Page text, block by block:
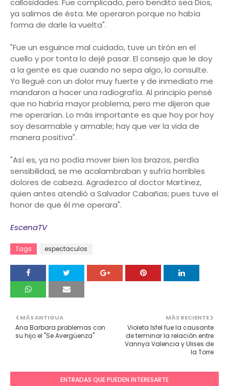
callosidades. Fue complicado, pero bendito sea Dios,
ya salimos de ésta. Me operaron porque no había
forma de darle la vuelta".
"Fue un esguince mal cuidado, tuve un tirón en el
cuello y por tonta lo dejé pasar. El consejo que le doy
a la gente es que cuando no sepa algo, lo consulte.
Yo llegué con un dolor muy fuerte y de inmediato me
mandaron a hacer una radiografía. Al principio pensé
que no habría mayor problema, pero me dijeron que
me operarían. Lo más importante es que hoy por hoy
soy desarmable y armable; hay que ver la vida de
manera positiva".
"Así es, ya no podía mover bien los brazos, perdía
sensibilidad, se me acalambraban y sufría horribles
dolores de cabeza. Agradezco al doctor Martínez,
quien antes atendió a Salvador Cabañas; pues tuve el
honor de que él me operara".
EscenaTV
Tags espectaculos
MÁS RECIENTE
Violeta Isfel fue la causante
de terminar la relación entre
Vannya Valencia y Ulises de
la Torre
MÁS ANTIGUA
Ana Barbara problemas con
su hijo el "Se Avergüenza"
ENTRADAS QUE PUEDEN INTERESARTE